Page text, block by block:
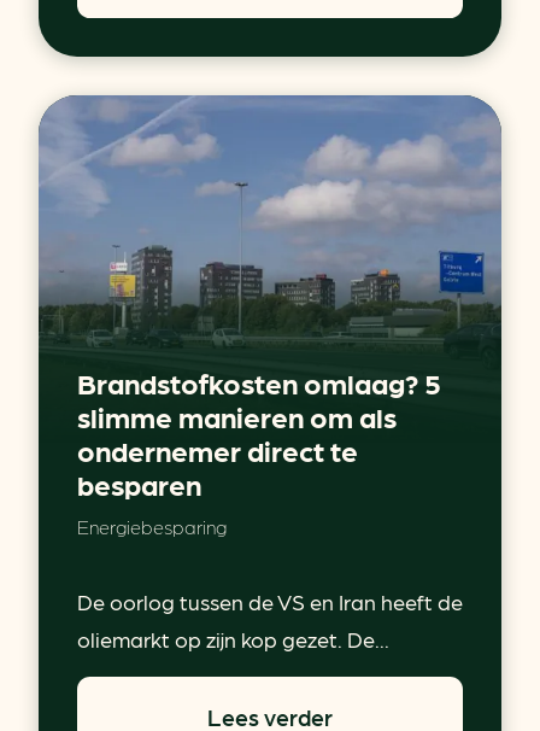
Brandstofkosten omlaag? 5
slimme manieren om als
ondernemer direct te
besparen
Energiebesparing
De oorlog tussen de VS en Iran heeft de
oliemarkt op zijn kop gezet. De...
Lees verder